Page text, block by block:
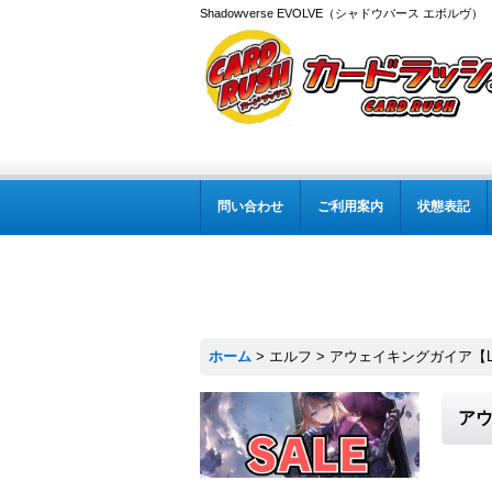
Shadowverse EVOLVE（シャドウバース エボルヴ
問い合わせ ご利用案内 状態表記
ホーム > エルフ > アウェイキングガイア
ア